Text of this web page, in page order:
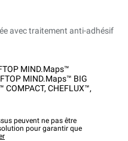
avec traitement anti-adhésif
MIND.Maps™
MIND.Maps™ BIG
COMPACT, CHEFLUX™,
peuvent ne pas être
pour garantir que